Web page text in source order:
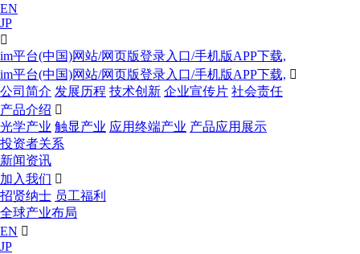
EN
JP

im平台(中国)网站/网页版登录入口/手机版APP下载,
im平台(中国)网站/网页版登录入口/手机版APP下载, 
公司简介 发展历程 技术创新 企业宣传片 社会责任
产品介绍 
光学产业 触显产业 应用终端产业 产品应用展示
投资者关系
新闻资讯
加入我们 
招贤纳士 员工福利
全球产业布局
EN 
JP